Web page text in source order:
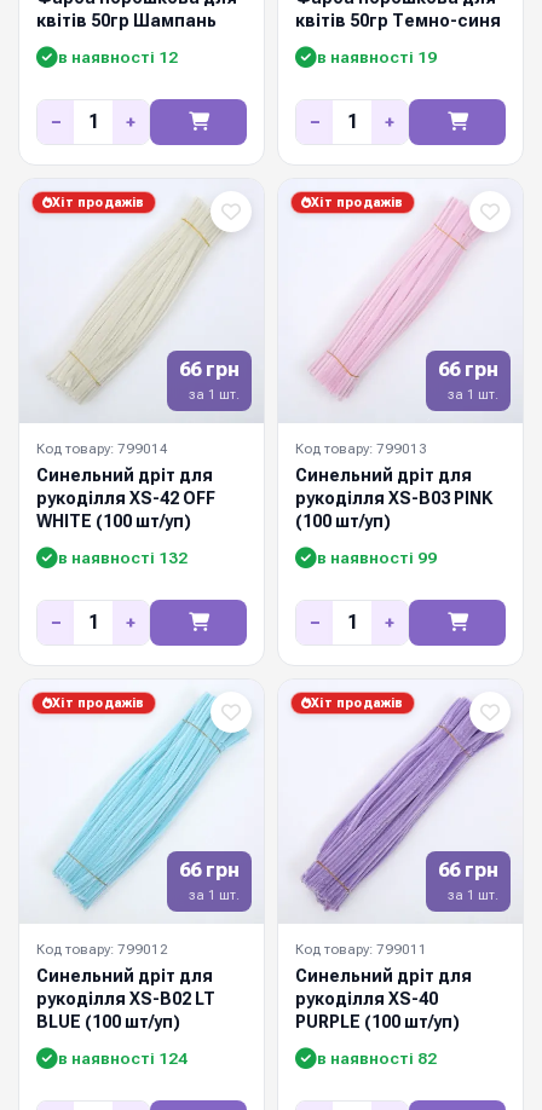
квітів 50гр Шампань
в наявності 12
− +
квітів 50гр Темно-синя
в наявності 19
− +
66 грн
за 1 шт.
Хіт продажів
Код товару: 799014
Синельний дріт для
рукоділля XS-42 OFF
WHITE (100 шт/уп)
в наявності 132
− +
66 грн
за 1 шт.
Хіт продажів
Код товару: 799013
Синельний дріт для
рукоділля XS-B03 PINK
(100 шт/уп)
в наявності 99
− +
66 грн
за 1 шт.
Хіт продажів
Код товару: 799012
Синельний дріт для
рукоділля XS-B02 LT
BLUE (100 шт/уп)
в наявності 124
66 грн
за 1 шт.
Хіт продажів
Код товару: 799011
Синельний дріт для
рукоділля XS-40
PURPLE (100 шт/уп)
в наявності 82